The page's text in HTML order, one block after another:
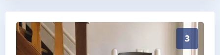
3
Schneller, sauberer Einbau durch zertifizierte